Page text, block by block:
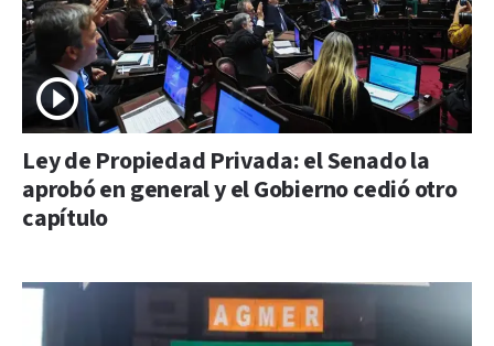
Ley de Propiedad Privada: el Senado la
aprobó en general y el Gobierno cedió otro
capítulo